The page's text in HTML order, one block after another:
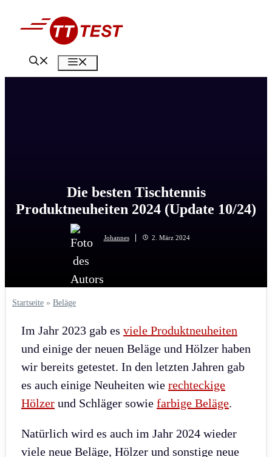
Inhalt
Die besten Tischtennis
Produktneuheiten 2024 (Update 10/24)
Johannes 2. März 2024
Startseite » Beläge
Im Jahr 2023 gab es viele Produktneuheiten
und einige der neuen Beläge und Hölzer haben
wir bereits getestet. In den letzten Jahren gab
es auch einige Neuheiten wie rechteckige
Hölzer und Schläger sowie farbige Beläge.
Natürlich wird es auch im Jahr 2024 wieder
viele neue Beläge, Hölzer und sonstige neue